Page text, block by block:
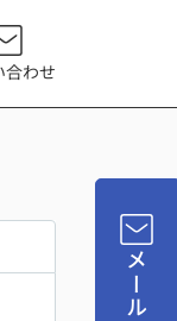
合わせ
メール